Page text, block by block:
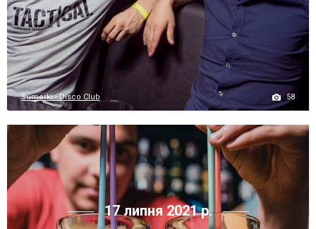
Sumerki - Disco Club 58
17 липня 2021 р.